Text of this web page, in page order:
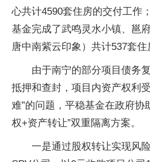
心共计4590套住房的交付工作
基金完成了武鸣灵水小镇、邕
唐中南紫云印象）共计537套住
由于南宁的部分项目债务
抵押和查封，项目内资产权利
难”的问题，平稳基金在政府协
权+资产转让”双重隔离方案。
一是通过股权转让实现风